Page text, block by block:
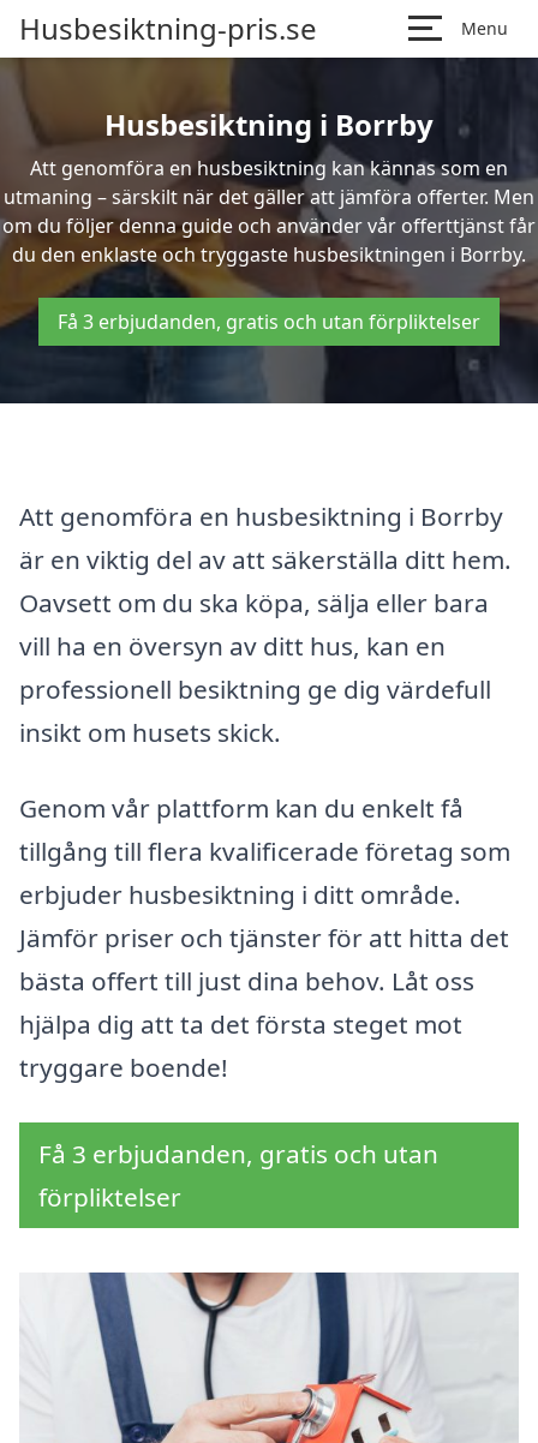
Husbesiktning-pris.se Menu
Husbesiktning i Borrby
Att genomföra en husbesiktning kan kännas som en
utmaning – särskilt när det gäller att jämföra offerter. Men
om du följer denna guide och använder vår offerttjänst får
du den enklaste och tryggaste husbesiktningen i Borrby.
Få 3 erbjudanden, gratis och utan förpliktelser
Att genomföra en husbesiktning i Borrby
är en viktig del av att säkerställa ditt hem.
Oavsett om du ska köpa, sälja eller bara
vill ha en översyn av ditt hus, kan en
professionell besiktning ge dig värdefull
insikt om husets skick.
Genom vår plattform kan du enkelt få
tillgång till flera kvalificerade företag som
erbjuder husbesiktning i ditt område.
Jämför priser och tjänster för att hitta det
bästa offert till just dina behov. Låt oss
hjälpa dig att ta det första steget mot
tryggare boende!
Få 3 erbjudanden, gratis och utan
förpliktelser